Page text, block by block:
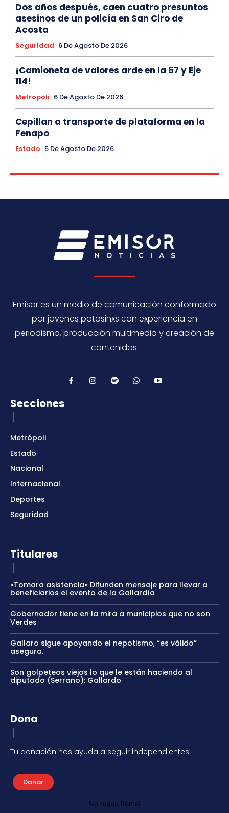
Dos años después, caen cuatro presuntos
asesinos de un policía en San Ciro de
Acosta
Seguridad 6 De Agosto De 2026
¡Camioneta de valores arde en la 57 y Eje
114!
Metropoli 6 De Agosto De 2026
Cepillan a transporte de plataforma en la
Fenapo
Estado 5 De Agosto De 2026
Emisor es un medio de comunicación conformado
por jovenes potosinxs con experiencia en
periodismo, producción multimedia y creación de
contenidos.
Secciones
Metrópoli
Estado
Nacional
Internacional
Deportes
Seguridad
Titulares
«Tomara asistencia» Difunden mensaje para llevar a
beneficiarios el evento de la Gallardía
Gobernador tiene en la mira a municipios que no son
Verdes
Gallaro sigue apoyando el nepotismo, “es válido”
asegura.
Son golpeteos viejos lo que le están haciendo al
diputado (Serrano): Gallardo
Dona
Tu donación nos ayuda a seguir independientes.
Donar
No menu items!